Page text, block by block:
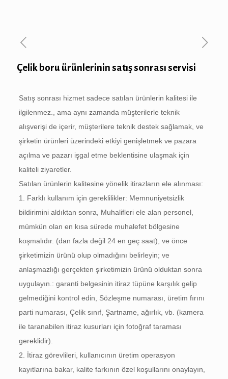
Çelik boru ürünlerinin satış sonrası servisi
Satış sonrası hizmet sadece satılan ürünlerin kalitesi ile
ilgilenmez., ama aynı zamanda müşterilerle teknik
alışverişi de içerir, müşterilere teknik destek sağlamak, ve
şirketin ürünleri üzerindeki etkiyi genişletmek ve pazara
açılma ve pazarı işgal etme beklentisine ulaşmak için
kaliteli ziyaretler.
Satılan ürünlerin kalitesine yönelik itirazların ele alınması:
1. Farklı kullanım için gereklilikler: Memnuniyetsizlik
bildirimini aldıktan sonra, Muhalifleri ele alan personel,
mümkün olan en kısa sürede muhalefet bölgesine
koşmalıdır. (dan fazla değil 24 en geç saat), ve önce
şirketimizin ürünü olup olmadığını belirleyin; ve
anlaşmazlığı gerçekten şirketimizin ürünü olduktan sonra
uygulayın.: garanti belgesinin itiraz tüpüne karşılık gelip
gelmediğini kontrol edin, Sözleşme numarası, üretim fırını
parti numarası, Çelik sınıf, Şartname, ağırlık, vb. (kamera
ile taranabilen itiraz kusurları için fotoğraf taraması
gereklidir).
2. İtiraz görevlileri, kullanıcının üretim operasyon
kayıtlarına bakar, kalite farkının özel koşullarını onaylayın,